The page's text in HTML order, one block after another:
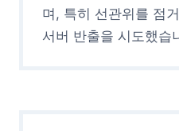
며, 특히 선관위를 점
서버 반출을 시도했습